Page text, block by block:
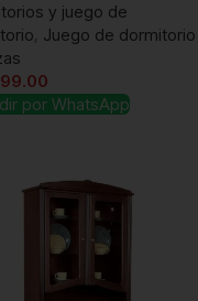
y juego de
, Juego de dormitorio
por WhatsApp